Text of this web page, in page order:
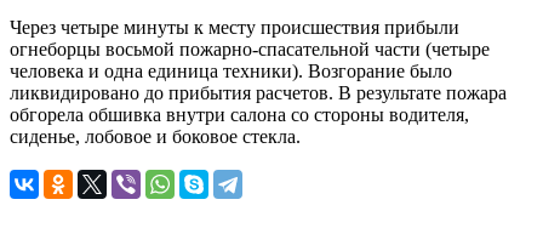
Через четыре минуты к месту происшествия прибыли
огнеборцы восьмой пожарно-спасательной части (четыре
человека и одна единица техники). Возгорание было
ликвидировано до прибытия расчетов. В результате пожара
обгорела обшивка внутри салона со стороны водителя,
сиденье, лобовое и боковое стекла.